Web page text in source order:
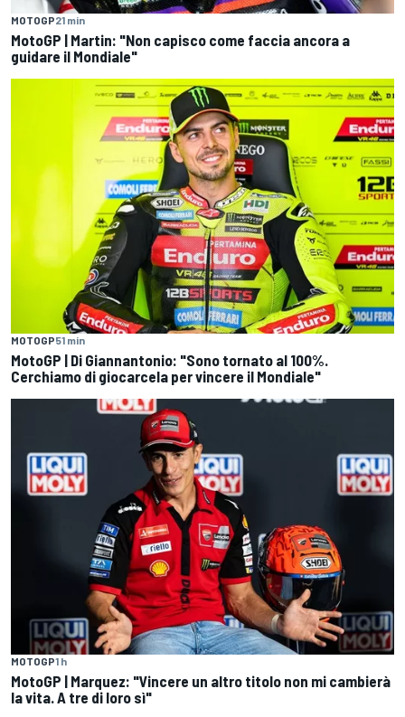
MOTOGP21 min
MotoGP | Martin: "Non capisco come faccia ancora a
guidare il Mondiale"
MOTOGP51 min
MotoGP | Di Giannantonio: "Sono tornato al 100%.
Cerchiamo di giocarcela per vincere il Mondiale"
MOTOGP1 h
MotoGP | Marquez: "Vincere un altro titolo non mi cambierà
la vita. A tre di loro sì"